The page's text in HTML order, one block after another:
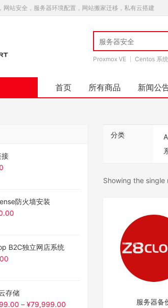
网站安全，服务器环境配置，网站搬家迁移，私有云搭建
Proxmox VE Centos 系
首页 所有商品 新闻公
分类
Showing the single
服务器备
接
防火墙安装
B2C独立网店系统
存储
– ¥79,999.00